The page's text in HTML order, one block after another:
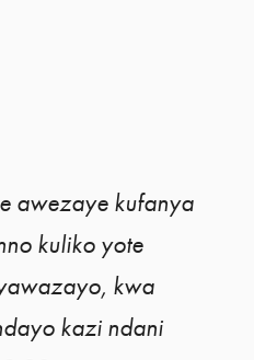
awezaye kufanya
kuliko yote
kwa
kazi ndani